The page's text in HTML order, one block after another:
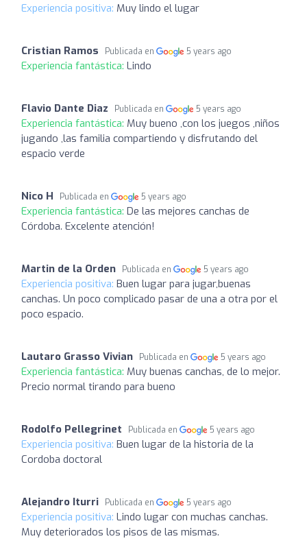
Experiencia positiva: Muy lindo el lugar
Cristian Ramos Publicada en 5 years ago
Experiencia fantástica: Lindo
Flavio Dante Diaz Publicada en 5 years ago
Experiencia fantástica: Muy bueno ,con los juegos ,niños
jugando ,las familia compartiendo y disfrutando del
espacio verde
Nico H Publicada en 5 years ago
Experiencia fantástica: De las mejores canchas de
Córdoba. Excelente atención!
Martin de la Orden Publicada en 5 years ago
Experiencia positiva: Buen lugar para jugar,buenas
canchas. Un poco complicado pasar de una a otra por el
poco espacio.
Lautaro Grasso Vivian Publicada en 5 years ago
Experiencia fantástica: Muy buenas canchas, de lo mejor.
Precio normal tirando para bueno
Rodolfo Pellegrinet Publicada en 5 years ago
Experiencia positiva: Buen lugar de la historia de la
Cordoba doctoral
Alejandro Iturri Publicada en 5 years ago
Experiencia positiva: Lindo lugar con muchas canchas.
Muy deteriorados los pisos de las mismas.